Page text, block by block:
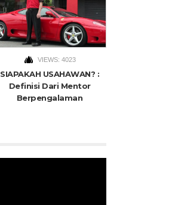
VIEWS: 4023
SIAPAKAH USAHAWAN? :
Definisi Dari Mentor
Berpengalaman